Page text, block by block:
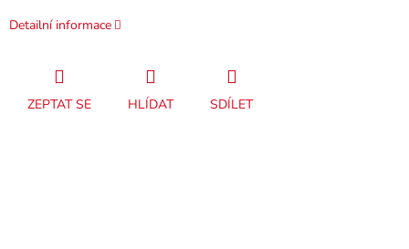
Detailní informace
ZEPTAT SE HLÍDAT SDÍLET